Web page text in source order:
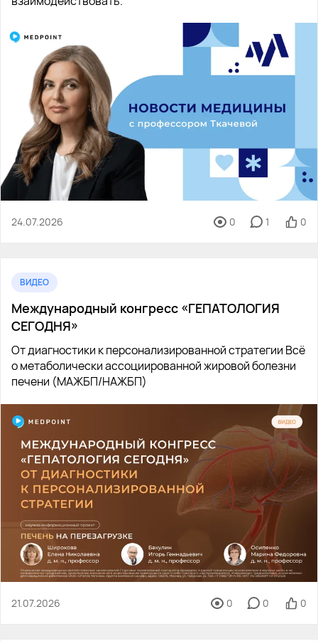
24.07.2026 0 1 0
ВИДЕО
Международный конгресс «ГЕПАТОЛОГИЯ
СЕГОДНЯ»
От диагностики к персонализированной стратегии Всё
о метаболически ассоциированной жировой болезни
печени (МАЖБП/НАЖБП)
21.07.2026 0 0 0